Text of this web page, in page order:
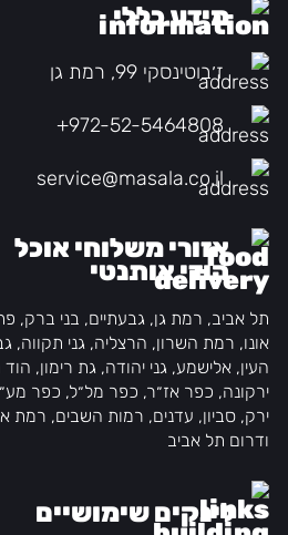
מידע כללי
ז׳בוטינסקי 99, רמת גן
+972-52-5464808
service@masala.co.il
אזורי משלוחי אוכל
הודי אותנטי
תל אביב, רמת גן, גבעתיים, בני ברק,
אונו, רמת השרון, הרצליה, גני
העין, אלישמע, גני יהודה, גת רימון,
ירקונה, כפר אז״ר, כפר מל״ל, כפר
ירק, סביון, עדנים, רמות השבים, רמת
ודרום תל אביב
לינקים שימושיים